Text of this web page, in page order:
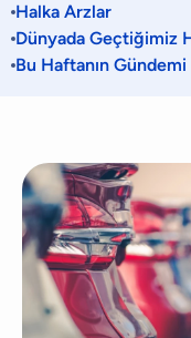
Halka Arzlar
Dünyada Geçtiğimiz
Bu Haftanın Gündemi